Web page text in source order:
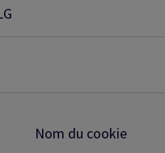
Nom du cookie